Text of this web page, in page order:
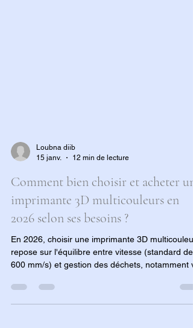
15 janv.
12 min de lecture
Comment bien choisir et acheter une
imprimante 3D multicouleurs en
2026 selon ses besoins ?
En 2026, choisir une imprimante 3D
600 mm/s) et gestion des déchets, notamment